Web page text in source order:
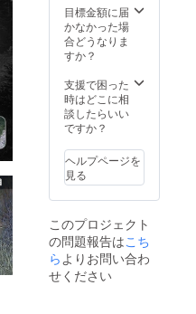
ルx3 ・
日本語
取扱説
目標金額に届
かなかった場
合どうなりま
すか？
支援で困った
時はどこに相
談したらいい
ですか？
ヘルプページを
見る
このプロジェクト
の問題報告はこち
らよりお問い合わ
せください